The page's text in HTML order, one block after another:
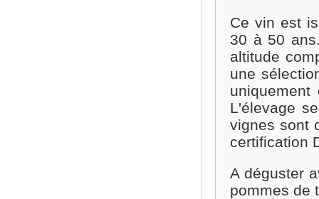
Ce vin est
30 à 50
altitude
une
L'élevage
vignes sont
certification
A déguster
pommes de